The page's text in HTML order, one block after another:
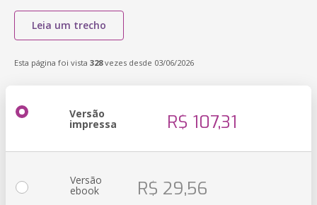
Leia um trecho
Esta página foi vista 328vezes desde 03/06/2026
Versão
impressa R$ 107,31
Versão
ebook R$ 29,56